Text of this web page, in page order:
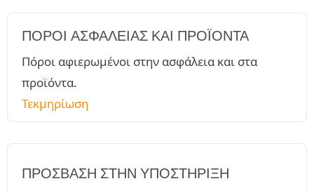
ΠΌΡΟΙ ΑΣΦΑΛΕΊΑΣ ΚΑΙ ΠΡΟΪΌΝΤΑ
Πόροι αφιερωμένοι στην ασφάλεια και στα
προϊόντα.
Τεκμηρίωση
ΠΡΌΣΒΑΣΗ ΣΤΗΝ ΥΠΟΣΤΉΡΙΞΗ